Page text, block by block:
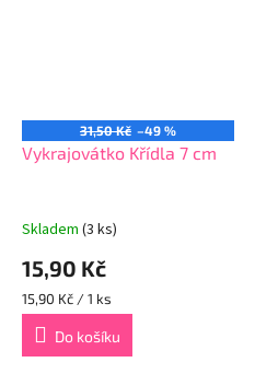
31,50 Kč –49 %
Vykrajovátko Křídla 7 cm
Skladem (3 ks)
15,90 Kč
Měrná
cena:
15,90 Kč / 1 ks
Do košíku